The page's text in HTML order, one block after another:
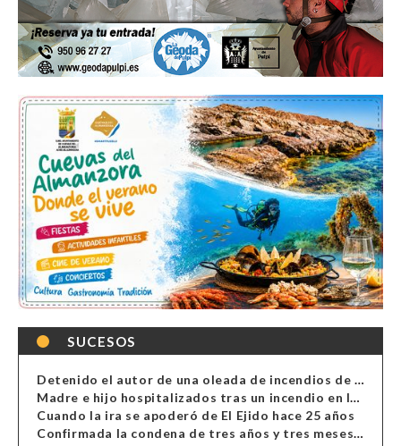
SUCESOS
Detenido el autor de una oleada de incendios de contenedores en Almería
Madre e hijo hospitalizados tras un incendio en la cocina de una vivienda en Almería
Cuando la ira se apoderó de El Ejido hace 25 años
Confirmada la condena de tres años y tres meses al hombre de Antas acusado de xenofobia